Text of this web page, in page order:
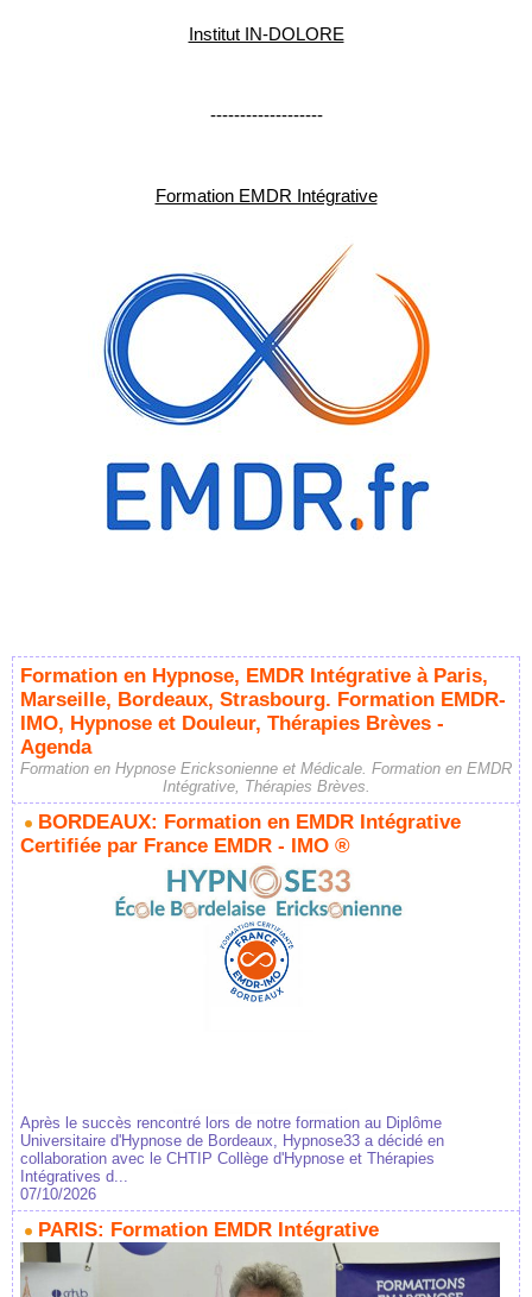
Institut IN-DOLORE
-------------------
Formation EMDR Intégrative
Formation en Hypnose, EMDR Intégrative à Paris,
Marseille, Bordeaux, Strasbourg. Formation EMDR-
IMO, Hypnose et Douleur, Thérapies Brèves -
Agenda
Formation en Hypnose Ericksonienne et Médicale. Formation en EMDR
Intégrative, Thérapies Brèves.
BORDEAUX: Formation en EMDR Intégrative
Certifiée par France EMDR - IMO ®
Après le succès rencontré lors de notre formation au Diplôme
Universitaire d'Hypnose de Bordeaux, Hypnose33 a décidé en
collaboration avec le CHTIP Collège d'Hypnose et Thérapies
Intégratives d...
07/10/2026
PARIS: Formation EMDR Intégrative